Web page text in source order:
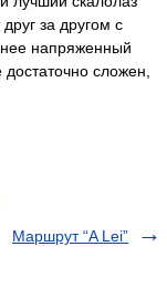
за другом с
напряженный
сложен,
Маршрут “A Lei”